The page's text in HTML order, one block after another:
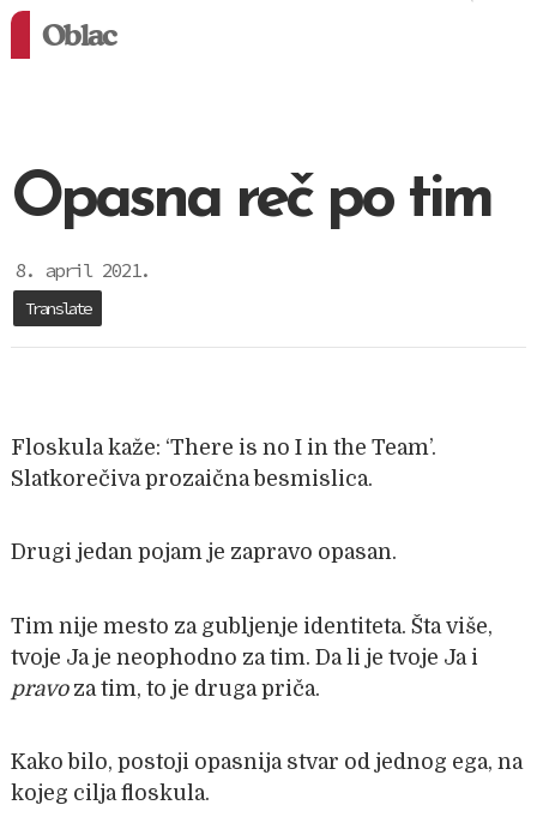
Oblac
Opasna reč po tim
8. april 2021.
Translate
Floskula kaže: ‘There is no I in the Team’.
Slatkorečiva prozaična besmislica.
Drugi jedan pojam je zapravo opasan.
Tim nije mesto za gubljenje identiteta. Šta više,
tvoje Ja je neophodno za tim. Da li je tvoje Ja i
pravoza tim, to je druga priča.
Kako bilo, postoji opasnija stvar od jednog ega, na
kojeg cilja floskula.